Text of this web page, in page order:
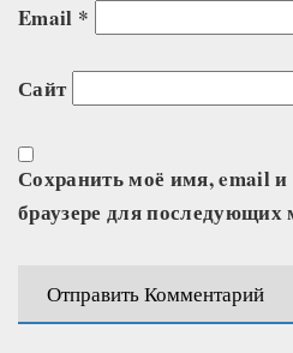
Email *
Сайт
Сохранить моё имя, email и
браузере для